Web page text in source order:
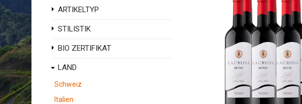
ARTIKELTYP
STILISTIK
BIO ZERTIFIKAT
LAND
Schweiz
Italien